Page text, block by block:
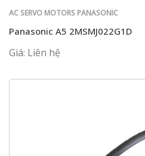
AC SERVO MOTORS PANASONIC
Panasonic A5 2MSMJ022G1D
Giá: Liên hệ